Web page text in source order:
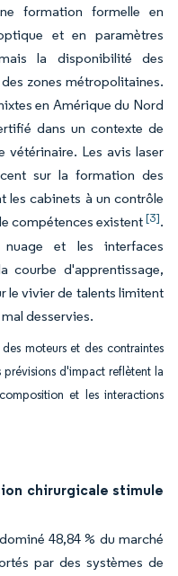
formation formelle en
et en paramètres
la disponibilité des
zones métropolitaines.
en Amérique du Nord
dans un contexte de
vétérinaire. Les avis laser
sur la formation des
les cabinets à un contrôle
compétences existent[3].
et les interfaces
courbe d'apprentissage,
le vivier de talents limitent
desservies.
moteurs et des contraintes
d'impact reflètent la
et les interactions
chirurgicale stimule
48,84 % du marché
par des systèmes de